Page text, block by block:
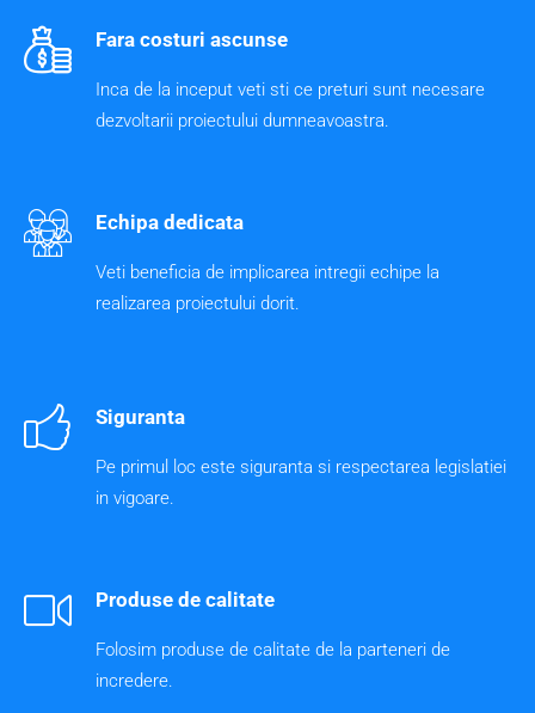
Fara costuri ascunse
Inca de la inceput veti sti ce preturi sunt necesare
dezvoltarii proiectului dumneavoastra.
Echipa dedicata
Veti beneficia de implicarea intregii echipe la
realizarea proiectului dorit.
Siguranta
Pe primul loc este siguranta si respectarea legislatiei
in vigoare.
Produse de calitate
Folosim produse de calitate de la parteneri de
incredere.